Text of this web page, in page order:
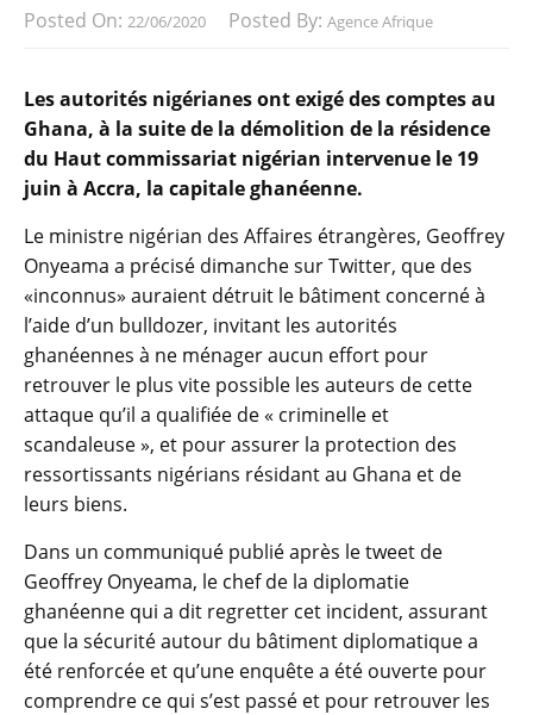
Posted On: 22/06/2020 Posted By: Agence Afrique
Les autorités nigérianes ont exigé des comptes au
Ghana, à la suite de la démolition de la résidence
du Haut commissariat nigérian intervenue le 19
juin à Accra, la capitale ghanéenne.
Le ministre nigérian des Affaires étrangères, Geoffrey
Onyeama a précisé dimanche sur Twitter, que des
«inconnus» auraient détruit le bâtiment concerné à
l’aide d’un bulldozer, invitant les autorités
ghanéennes à ne ménager aucun effort pour
retrouver le plus vite possible les auteurs de cette
attaque qu’il a qualifiée de « criminelle et
scandaleuse », et pour assurer la protection des
ressortissants nigérians résidant au Ghana et de
leurs biens.
Dans un communiqué publié après le tweet de
Geoffrey Onyeama, le chef de la diplomatie
ghanéenne qui a dit regretter cet incident, assurant
que la sécurité autour du bâtiment diplomatique a
été renforcée et qu’une enquête a été ouverte pour
comprendre ce qui s’est passé et pour retrouver les